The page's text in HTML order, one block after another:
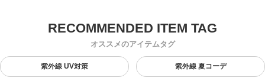
オススメのアイテムタグ
紫外線 UV対策 紫外線 夏コーデ